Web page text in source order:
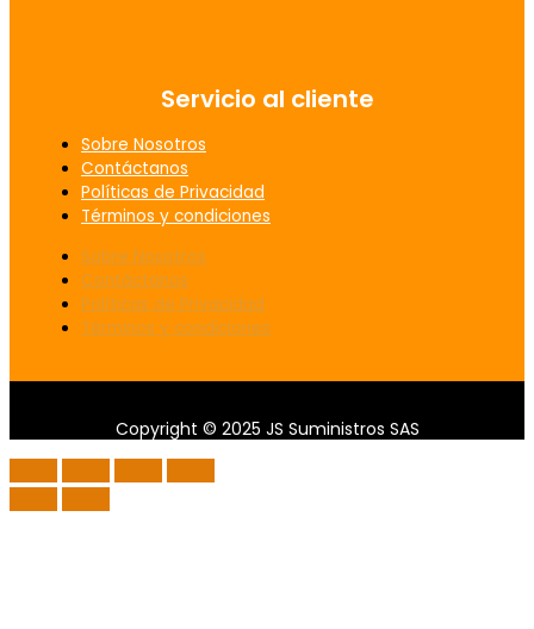
Servicio al cliente
Sobre Nosotros
Contáctanos
Políticas de Privacidad
Términos y condiciones
Sobre Nosotros
Contáctanos
Políticas de Privacidad
Términos y condiciones
Copyright © 2025 JS Suministros SAS